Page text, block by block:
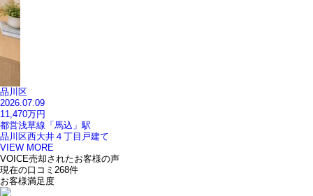
品川区
2026.07.09
11,470万円
都営浅草線「馬込」駅
品川区西大井４丁目戸建て
VIEW MORE
VOICE売却されたお客様の声
現在の口コミ 268件
お客様満足度